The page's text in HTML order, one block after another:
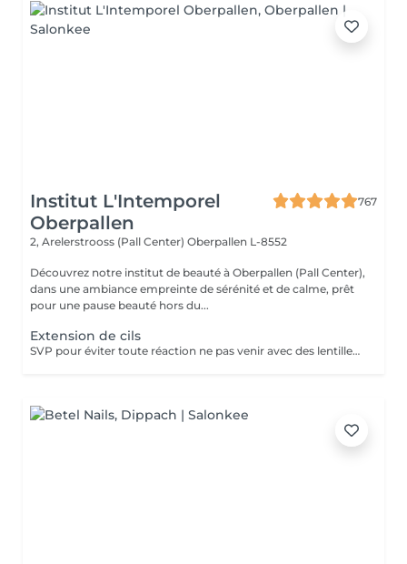
Institut L'Intemporel
Oberpallen
767
2, Arelerstrooss (Pall Center) Oberpallen L-8552
Découvrez notre institut de beauté à Oberpallen (Pall Center),
dans une ambiance empreinte de sérénité et de calme, prêt
pour une pause beauté hors du...
Extension de cils
SVP pour éviter toute réaction ne pas venir avec des lentilles de contact ou prévoir le nécessaire pour les retirer avant la prestation